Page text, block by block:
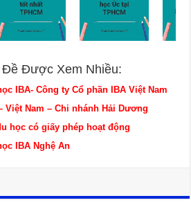
Đề Được Xem Nhiều:
IBA- Công ty Cổ phần IBA Việt Nam
Việt Nam – Chi nhánh Hải Dương
học có giấy phép hoạt động
IBA Nghệ An